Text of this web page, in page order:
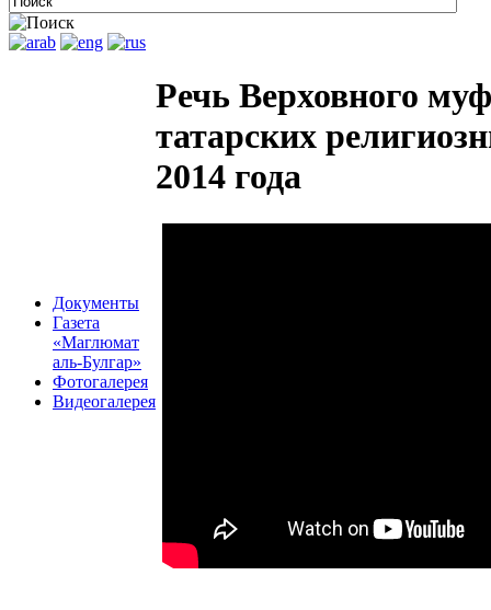
Документы
Газета
«Маглюмат
аль-Булгар»
Фотогалерея
Видеогалерея
Речь Верховного
татарских
2014 года